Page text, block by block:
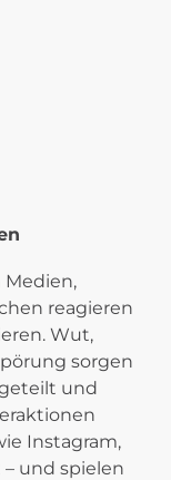
reagieren
Wut,
sorgen
und
Instagram,
– und spielen